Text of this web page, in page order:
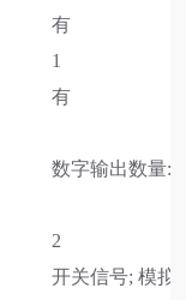
有
1
有
数字输出数量:
2
开关信号; 模拟